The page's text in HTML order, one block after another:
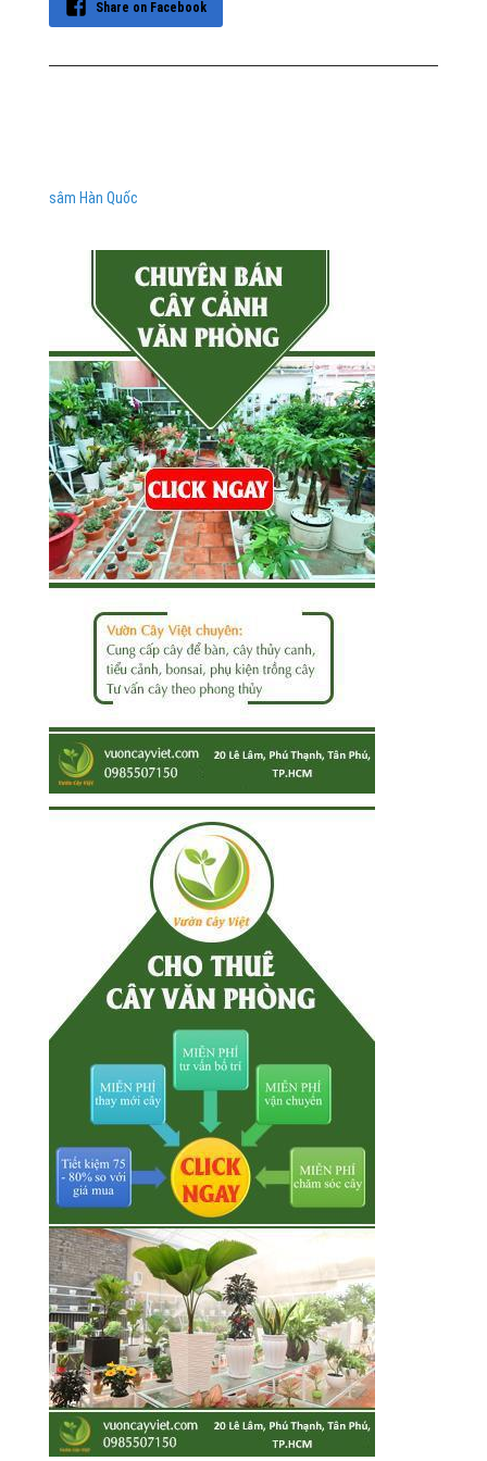
Share on Facebook
sâm Hàn Quốc